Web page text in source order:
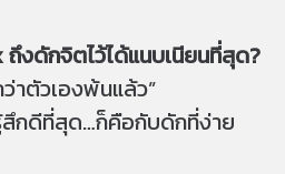
งดักจิตไว้ได้แนบเนียนที่สุด?
าตัวเองพ้นแล้ว”
สึกดีที่สุด…ก็คือกับดักที่ง่าย